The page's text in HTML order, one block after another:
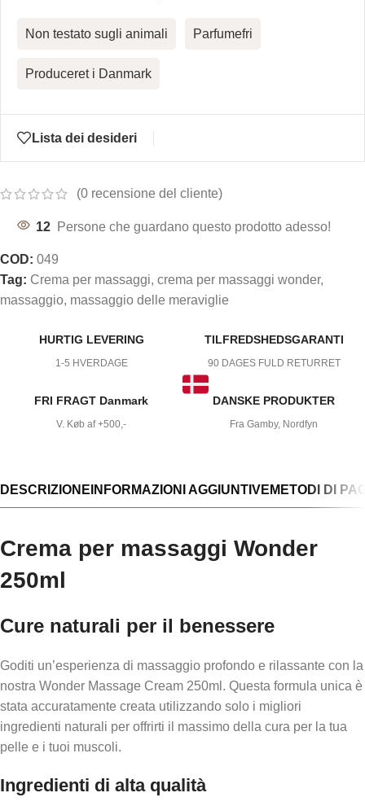
Non testato sugli animali Parfumefri
Produceret i Danmark
Lista dei desideri
(0 recensione del cliente)
12 Persone che guardano questo prodotto adesso!
COD: 049
Tag: Crema per massaggi, crema per massaggi wonder,
massaggio, massaggio delle meraviglie
HURTIG LEVERING
1-5 HVERDAGE
TILFREDSHEDSGARANTI
90 DAGES FULD RETURRET
FRI FRAGT Danmark
V. Køb af +500,-
DANSKE PRODUKTER
Fra Gamby, Nordfyn
DESCRIZIONE INFORMAZIONI AGGIUNTIVE METODI DI
Crema per massaggi Wonder
250ml
Cure naturali per il benessere
Goditi un’esperienza di massaggio profondo e rilassante con la
nostra Wonder Massage Cream 250ml. Questa formula unica è
stata accuratamente creata utilizzando solo i migliori
ingredienti naturali per offrirti il massimo della cura per la tua
pelle e i tuoi muscoli.
Ingredienti di alta qualità